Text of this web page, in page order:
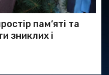
пам’яті та
зниклих і